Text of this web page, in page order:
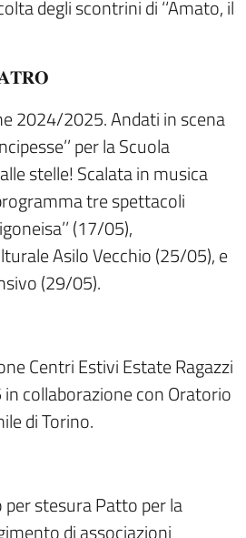
degli scontrini di ‘‘Amato, il
2024/2025. Andati in scena
per la Scuola
alle stelle! Scalata in musica
tre spettacoli
(17/05),
Asilo Vecchio (25/05), e
(29/05).
Centri Estivi Estate Ragazzi
collaborazione con Oratorio
di Torino.
stesura Patto per la
di associazioni